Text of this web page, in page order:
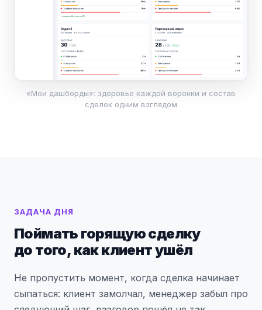
«Мои дашборды»: здоровье каждой воронки и состав
сделок одним взглядом
ЗАДАЧА ДНЯ
Поймать горящую сделку
до того, как клиент ушёл
Не пропустить момент, когда сделка начинает
сыпаться: клиент замолчал, менеджер забыл про